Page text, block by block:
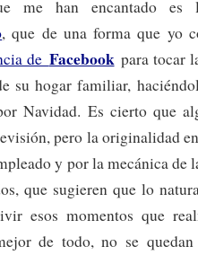
me han encantado
, que de una forma que yo
de Facebookpara tocar
su hogar familiar,
Navidad. Es cierto que
pero la originalidad
y por la mecánica de
que sugieren que lo
esos momentos que
de todo, no se